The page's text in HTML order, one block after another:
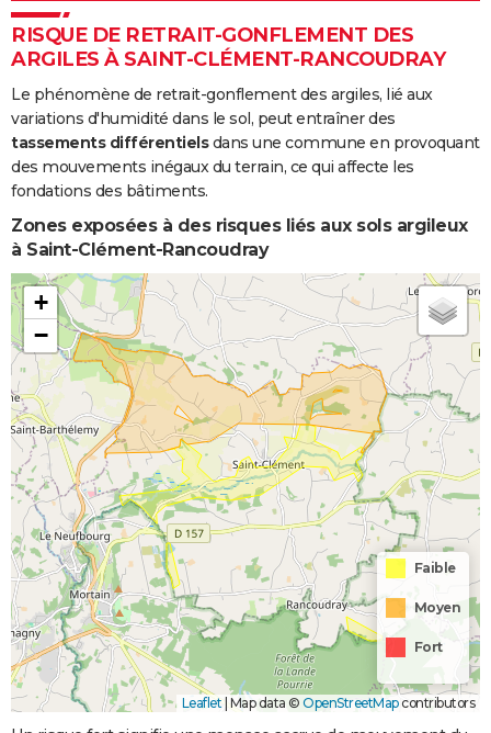
RISQUE DE RETRAIT-GONFLEMENT DES
ARGILES À SAINT-CLÉMENT-RANCOUDRAY
Le phénomène de retrait-gonflement des argiles, lié aux
variations d'humidité dans le sol, peut entraîner des
tassements différentielsdans une commune en provoquant
des mouvements inégaux du terrain, ce qui affecte les
fondations des bâtiments.
Zones exposées à des risques liés aux sols argileux
à Saint-Clément-Rancoudray
+
−
Faible
Moyen
Fort
Leaflet | Map data © OpenStreetMapcontributors